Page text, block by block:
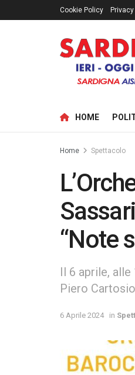
Cookie Policy
HOME
Home Spettacolo
“Note
Il 6 aprile, alle
Piero
6 Aprile 2024 in